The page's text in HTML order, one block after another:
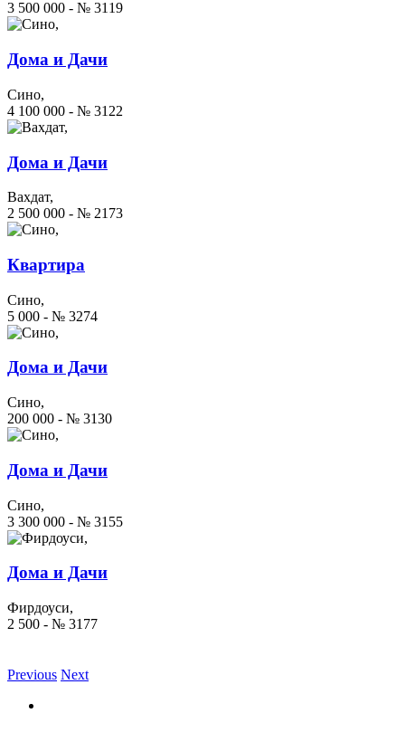
3 500 000 - № 3119
Дома и Дачи
Сино,
4 100 000 - № 3122
Дома и Дачи
Вахдат,
2 500 000 - № 2173
Квартира
Сино,
5 000 - № 3274
Дома и Дачи
Сино,
200 000 - № 3130
Дома и Дачи
Сино,
3 300 000 - № 3155
Дома и Дачи
Фирдоуси,
2 500 - № 3177
Previous Next